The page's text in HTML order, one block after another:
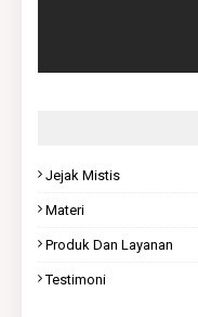
Jejak Mistis
Materi
Produk Dan Layanan
Testimoni